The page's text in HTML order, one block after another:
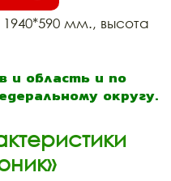
мм., высота
и область и по
округу.